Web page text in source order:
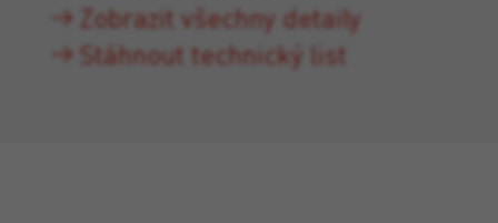
Zobrazit všechny detaily
Stáhnout technický list